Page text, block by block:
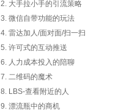
2. 大手拉小手的引流策略
3. 微信自带功能的玩法
4. 雷达加人/面对面/扫一扫
5. 许可式的互动推送
6. 人力成本投入的陪聊
7. 二维码的魔术
8. LBS-查看附近的人
9. 漂流瓶中的商机